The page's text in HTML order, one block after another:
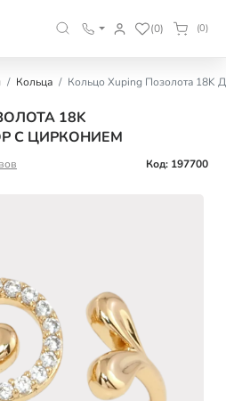
(0) (0)
Кольца Кольцо Xuping Позолота 18K
18K
С ЦИРКОНИЕМ
Код: 197700